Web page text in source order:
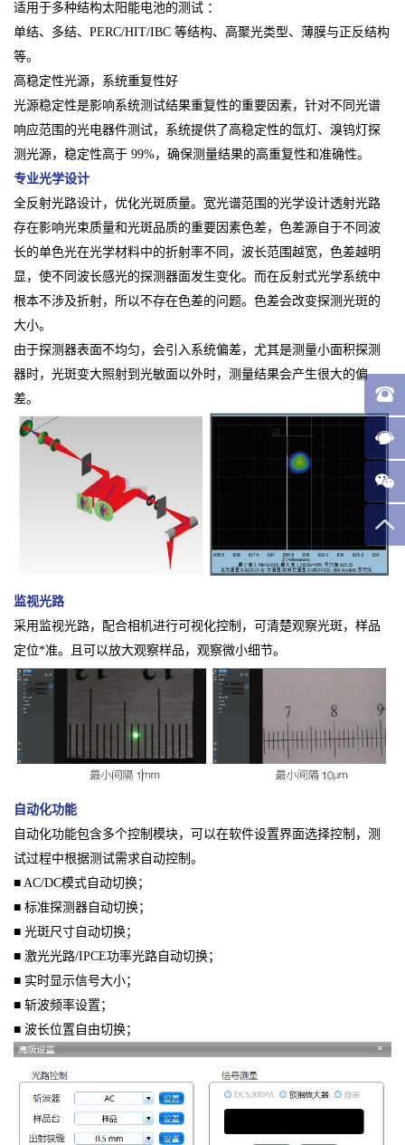
适用于多种结构太阳能电池的测试 ：
单结、多结、PERC/HIT/IBC 等结构、高聚光类型、薄膜与正反结构
等。
高稳定性光源，系统重复性好
光源稳定性是影响系统测试结果重复性的重要因素，针对不同光谱
响应范围的光电器件测试，系统提供了高稳定性的氙灯、溴钨灯探
测光源，稳定性高于 99%，确保测量结果的高重复性和准确性。
专业光学设计
全反射光路设计，优化光斑质量。宽光谱范围的光学设计透射光路
存在影响光束质量和光斑品质的重要因素色差，色差源自于不同波
长的单色光在光学材料中的折射率不同，波长范围越宽，色差越明
显，使不同波长感光的探测器面发生变化。而在反射式光学系统中
根本不涉及折射，所以不存在色差的问题。色差会改变探测光斑的
大小。
由于探测器表面不均匀，会引入系统偏差，尤其是测量小面积探测
器时，光斑变大照射到光敏面以外时，测量结果会产生很大的偏
差。
监视光路
采用监视光路，配合相机进行可视化控制，可清楚观察光斑，样品
定位*准。且可以放大观察样品，观察微小细节。
自动化功能
自动化功能包含多个控制模块，可以在软件设置界面选择控制，测
试过程中根据测试需求自动控制。
■ AC/DC模式自动切换；
■ 标准探测器自动切换；
■ 光斑尺寸自动切换；
■ 激光光路/IPCE功率光路自动切换；
■ 实时显示信号大小；
■ 斩波频率设置；
■ 波长位置自由切换；